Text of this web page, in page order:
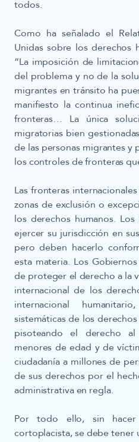
todos.
Como ha señalado el
Unidas sobre los derechos
“La imposición de
del problema y no de la
migrantes en tránsito ha
manifiesto la continua
fronteras… La única
migratorias bien
de las personas migrantes y
los controles de fronteras
Las fronteras
zonas de exclusión o
los derechos humanos.
ejercer su jurisdicción en
pero deben hacerlo
esta materia. Los
de proteger el derecho a la
internacional de los
internacional
sistemáticas de los
pisoteando el derecho
menores de edad y de
ciudadanía a millones de
de sus derechos por el
administrativa en regla.
Por todo ello, sin
cortoplacista, se debe tener